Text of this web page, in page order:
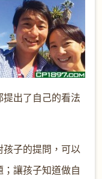
出了自己的看法
子的提問，可以
讓孩子知道做自